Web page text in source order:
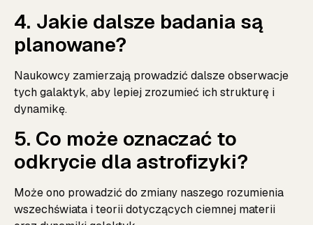
4. Jakie dalsze badania są
planowane?
Naukowcy zamierzają prowadzić dalsze obserwacje
tych galaktyk, aby lepiej zrozumieć ich strukturę i
dynamikę.
5. Co może oznaczać to
odkrycie dla astrofizyki?
Może ono prowadzić do zmiany naszego rozumienia
wszechświata i teorii dotyczących ciemnej materii